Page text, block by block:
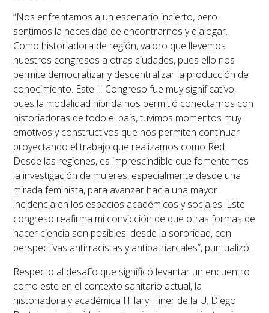
“Nos enfrentamos a un escenario incierto, pero
sentimos la necesidad de encontrarnos y dialogar.
Como historiadora de región, valoro que llevemos
nuestros congresos a otras ciudades, pues ello nos
permite democratizar y descentralizar la producción de
conocimiento. Este II Congreso fue muy significativo,
pues la modalidad híbrida nos permitió conectarnos con
historiadoras de todo el país, tuvimos momentos muy
emotivos y constructivos que nos permiten continuar
proyectando el trabajo que realizamos como Red.
Desde las regiones, es imprescindible que fomentemos
la investigación de mujeres, especialmente desde una
mirada feminista, para avanzar hacia una mayor
incidencia en los espacios académicos y sociales. Este
congreso reafirma mi convicción de que otras formas de
hacer ciencia son posibles: desde la sororidad, con
perspectivas antirracistas y antipatriarcales”, puntualizó.
Respecto al desafío que significó levantar un encuentro
como este en el contexto sanitario actual, la
historiadora y académica Hillary Hiner de la U. Diego